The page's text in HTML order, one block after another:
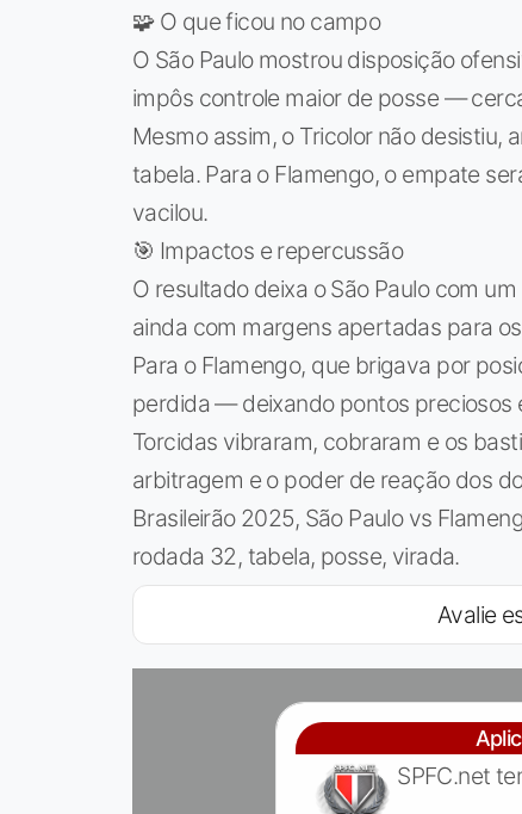
🧩 O que ficou no campo
O São Paulo mostrou disposição
impôs controle maior de posse —
Mesmo assim, o Tricolor não
tabela. Para o Flamengo, o empate
vacilou.
🎯 Impactos e repercussão
O resultado deixa o São Paulo com
ainda com margens apertadas para
Para o Flamengo, que brigava por
perdida — deixando pontos preciosos
Torcidas vibraram, cobraram e os
arbitragem e o poder de reação dos
Brasileirão 2025, São Paulo vs
rodada 32, tabela, posse, virada.
Avalie
SPFC.net